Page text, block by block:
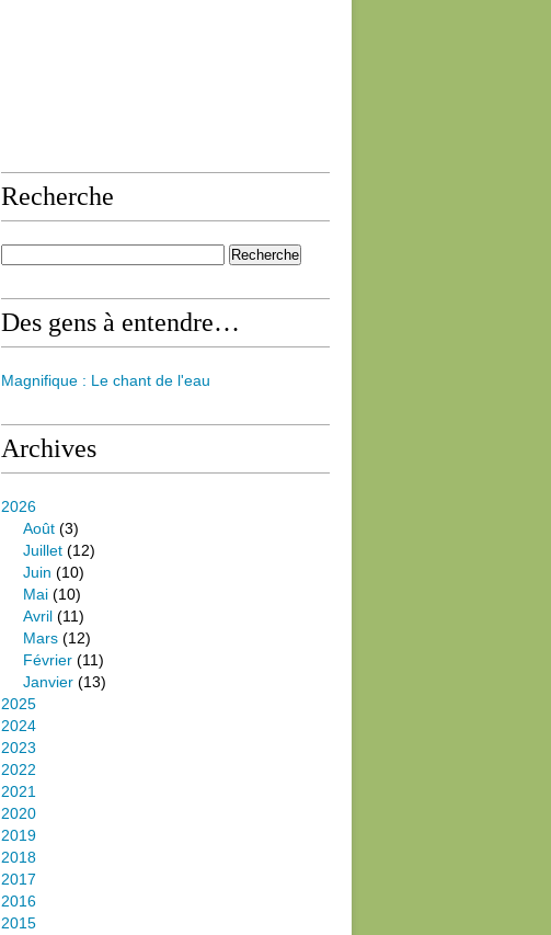
Recherche
Des gens à entendre…
Magnifique : Le chant de l'eau
Archives
2026
Août (3)
Juillet (12)
Juin (10)
Mai (10)
Avril (11)
Mars (12)
Février (11)
Janvier (13)
2025
2024
2023
2022
2021
2020
2019
2018
2017
2016
2015